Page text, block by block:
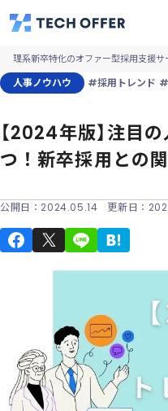
理系新卒特化のオファー型採用支援サ
人事ノウハウ #採用トレンド
【2024年版】注目
つ！新卒採用との
公開日： 2024.05.14 更新日：